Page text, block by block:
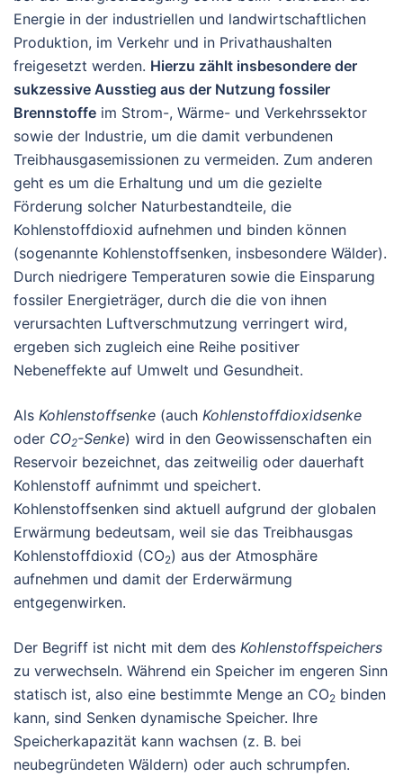
Energie in der industriellen und landwirtschaftlichen
Produktion, im Verkehr und in Privathaushalten
freigesetzt werden. Hierzu zählt insbesondere der
sukzessive Ausstieg aus der Nutzung fossiler
Brennstoffe im Strom-, Wärme- und Verkehrssektor
sowie der Industrie, um die damit verbundenen
Treibhausgasemissionen zu vermeiden. Zum anderen
geht es um die Erhaltung und um die gezielte
Förderung solcher Naturbestandteile, die
Kohlenstoffdioxid aufnehmen und binden können
(sogenannte Kohlenstoffsenken, insbesondere Wälder).
Durch niedrigere Temperaturen sowie die Einsparung
fossiler Energieträger, durch die die von ihnen
verursachten Luftverschmutzung verringert wird,
ergeben sich zugleich eine Reihe positiver
Nebeneffekte auf Umwelt und Gesundheit.
Als Kohlenstoffsenke (auch Kohlenstoffdioxidsenke
oder CO2-Senke) wird in den Geowissenschaften ein
Reservoir bezeichnet, das zeitweilig oder dauerhaft
Kohlenstoff aufnimmt und speichert.
Kohlenstoffsenken sind aktuell aufgrund der globalen
Erwärmung bedeutsam, weil sie das Treibhausgas
Kohlenstoffdioxid (CO2) aus der Atmosphäre
aufnehmen und damit der Erderwärmung
entgegenwirken.
Der Begriff ist nicht mit dem des Kohlenstoffspeichers
zu verwechseln. Während ein Speicher im engeren Sinn
statisch ist, also eine bestimmte Menge an CO2 binden
kann, sind Senken dynamische Speicher. Ihre
Speicherkapazität kann wachsen (z. B. bei
neubegründeten Wäldern) oder auch schrumpfen.